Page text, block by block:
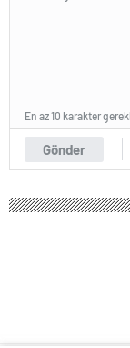
Gönder
En az 10 karakter